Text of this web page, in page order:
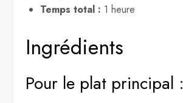
Temps total : 1 heure
Ingrédients
Pour le plat principal :